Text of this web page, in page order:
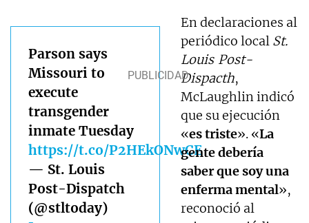
Parson says
Missouri to
execute
transgender
inmate Tuesday
https://t.co/P2HEkONwCE
— St. Louis
Post-Dispatch
(@stltoday)
En declaraciones al
periódico local St.
Louis Post-
Dispacth,
McLaughlin indicó
que su ejecución
«es triste». «La
gente debería
saber que soy una
enferma mental»,
reconoció al